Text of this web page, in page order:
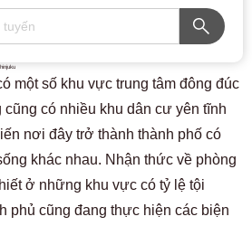
một số khu vực trung tâm đông đúc
cũng có nhiều khu dân cư yên tĩnh
nơi đây trở thành thành phố có
khác nhau. Nhận thức về phòng
ở những khu vực có tỷ lệ tội
phủ cũng đang thực hiện các biện